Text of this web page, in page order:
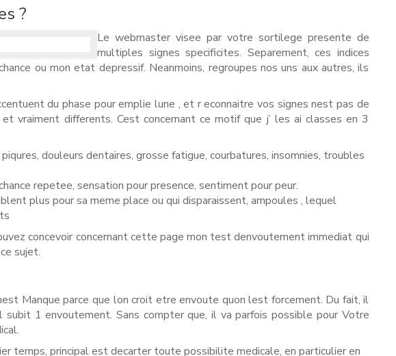
?
Le webmaster visee par votre sortilege presente de
multiples signes specificites. Separement, ces indices
ou mon etat depressif. Neanmoins, regroupes nos uns aux autres, ils
du phase pour emplie lune , et r econnaitre vos signes nest pas de
vraiment differents. Cest concernant ce motif que j’ les ai classes en 3
douleurs dentaires, grosse fatigue, courbatures, insomnies, troubles
repetee, sensation pour presence, sentiment pour peur.
plus pour sa meme place ou qui disparaissent, ampoules , lequel
concevoir concernant cette page mon test denvoutement immediat qui
sujet.
Manque parce que lon croit etre envoute quon lest forcement. Du fait, il
1 envoutement. Sans compter que, il va parfois possible pour Votre
temps, principal est decarter toute possibilite medicale, en particulier en